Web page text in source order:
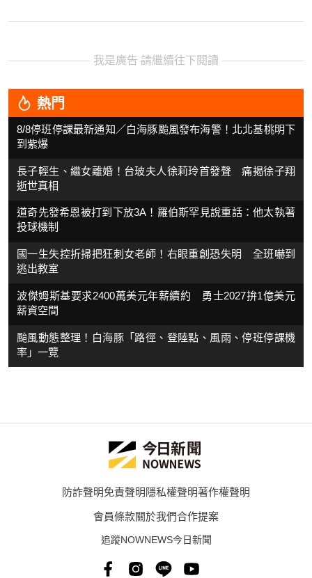
我是廣告 請繼續往下閱讀
熱門
8/8停班停課最新通知／白海豚颱風發布海警！北北基桃明下
到紫爆
長子輕生、繼女離婚！台玻夫人徐莉玲首發聲 痛揭徐子翔
逝世真相
道奇先發希恩被打到下放3A！羅伯斯罕見說重話：他太執著
投球機制
國一生失控折掃把狂刺女老師！右眼重創恐失明 全班嚇到
逃出教室
波傑姆斯基要求2400萬美元年薪續約 勇士2027拚1億美元
薪資空間
颱風動態整理！白海豚「路徑、登陸點、風雨、停班停課機
率」一覽
防詐聲明免責聲明隱私權聲明著作權聲明
會員條款關於我們合作提案
追蹤NOWNEWS今日新聞